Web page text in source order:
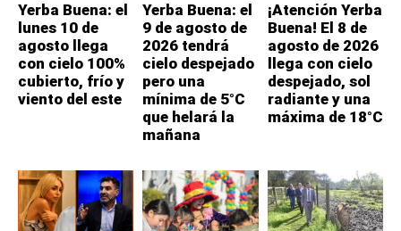
Yerba Buena: el
lunes 10 de
agosto llega
con cielo 100%
cubierto, frío y
viento del este
Yerba Buena: el
9 de agosto de
2026 tendrá
cielo despejado
pero una
mínima de 5°C
que helará la
mañana
¡Atención Yerba
Buena! El 8 de
agosto de 2026
llega con cielo
despejado, sol
radiante y una
máxima de 18°C